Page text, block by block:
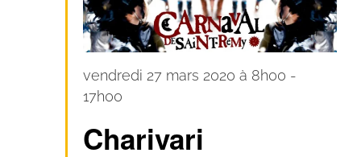
Charivari
vendredi 27 mars 2020 à 8h00 -
17h00